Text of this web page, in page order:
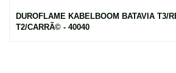
DUROFLAME KABELBOOM BATAVIA T3/
T2/CARRÃ© - 40040